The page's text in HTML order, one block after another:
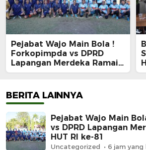
Pejabat Wajo Main Bola !
Forkopimpda vs DPRD
Lapangan Merdeka Ramai
di HUT RI ke-81
BERITA LAINNYA
Pejabat Wajo Main
vs DPRD Lapangan
HUT RI ke-81
Uncategorized 6 jam yang